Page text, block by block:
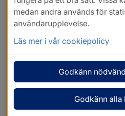
medan andra används för
användarupplevelse.
Läs mer i vår cookiepolicy
Godkänn
Godkänn alla